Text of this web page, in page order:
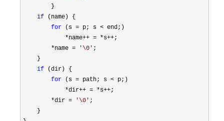
        }
if (name) {
for (s = p; s < end;)
*name++ = *s++;
*name =
'\0 ' ;
    }
if (dir) {
for (s = path; s < p;)
*dir++ = *s++;
*dir =
'\0 ' ;
    }